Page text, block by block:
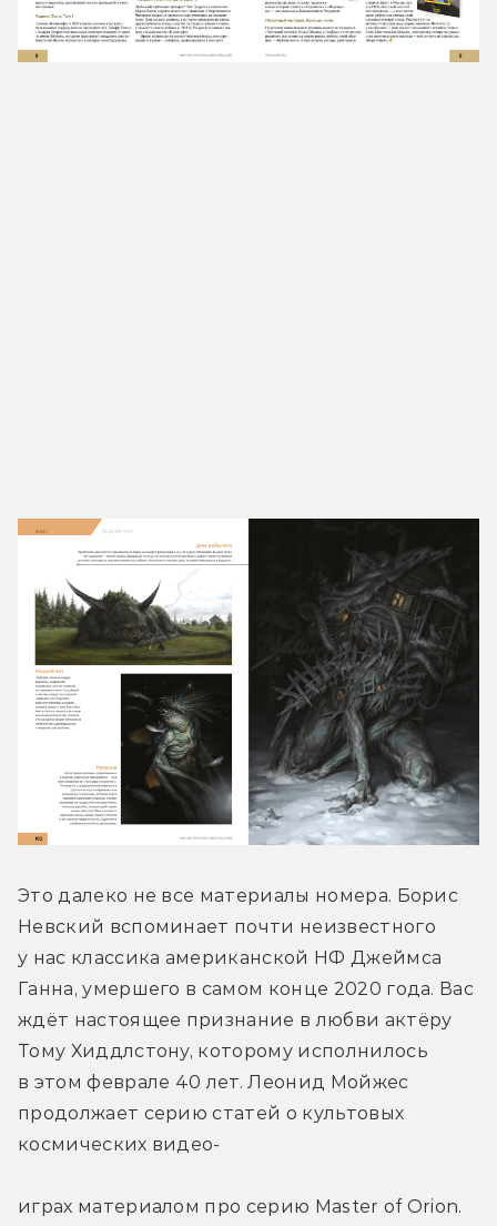
Это далеко не все материалы номера. Борис
Невский вспоминает почти неизвестного
у нас классика американской НФ Джеймса
Ганна, умершего в самом конце 2020 года. Вас
ждёт настоящее признание в любви актёру
Тому Хиддлстону, которому исполнилось
в этом феврале 40 лет. Леонид Мойжес
продолжает серию статей о культовых
космических видео-
играх материалом про серию Master of Orion.